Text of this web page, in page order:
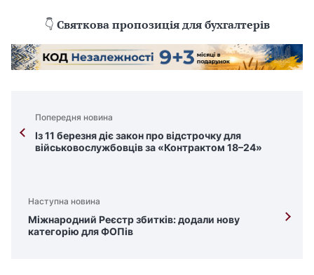
👇 Святкова пропозиція для бухгалтерів
Попередня новина
Із 11 березня діє закон про відстрочку для
військовослужбовців за «Контрактом 18–24»
Наступна новина
Міжнародний Реєстр збитків: додали нову
категорію для ФОПів